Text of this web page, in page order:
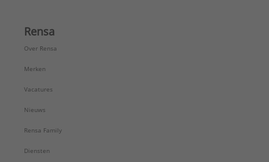
Rensa
Over Rensa
Merken
Vacatures
Nieuws
Rensa Family
Diensten